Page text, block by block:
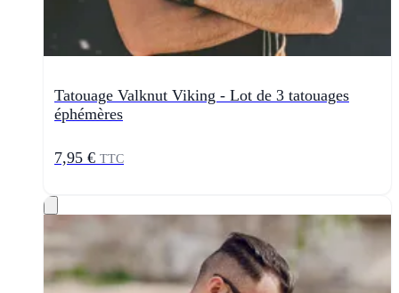
Tatouage Valknut Viking - Lot de 3 tatouages
éphémères
7,95 € TTC